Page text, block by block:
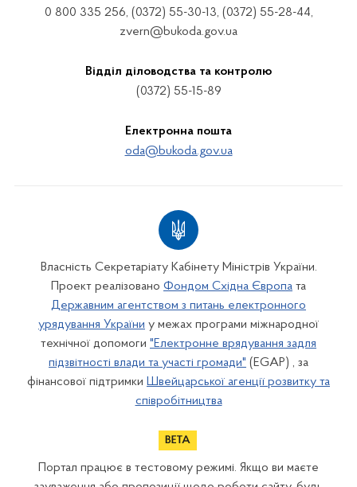
0 800 335 256, (0372) 55-30-13, (0372) 55-28-44,
zvern@bukoda.gov.ua
Відділ діловодства та контролю
(0372) 55-15-89
Електронна пошта
oda@bukoda.gov.ua
Власність Секретаріату Кабінету Міністрів України.
Проект реалізовано Фондом Східна Європа та
Державним агентством з питань електронного
урядування України у межах програми міжнародної
технічної допомоги "Електронне врядування задля
підзвітності влади та участі громади" (EGAP) , за
фінансової підтримки Швейцарської агенції розвитку та
співробітництва
Портал працює в тестовому режимі. Якщо ви маєте